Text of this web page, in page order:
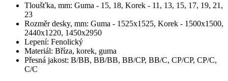
Tloušťka, mm: Guma - 15, 18, Korek - 11, 13, 15, 17, 19, 21,
23
Rozměr desky, mm: Guma - 1525x1525, Korek - 1500x1500,
2440х1220, 1450x2950
Lepení: Fenolický
Materiál: Bříza, korek, guma
Přesná jakost: В/BB, BB/BB, BB/CP, BB/C, CP/CP, CP/C,
C/C